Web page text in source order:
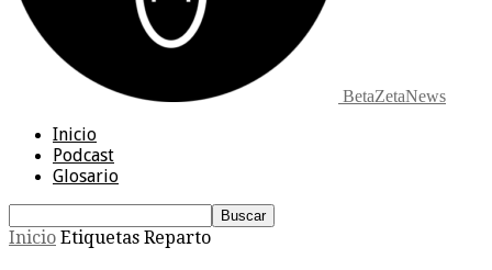
BetaZetaNews
Inicio
Podcast
Glosario
Inicio Etiquetas Reparto